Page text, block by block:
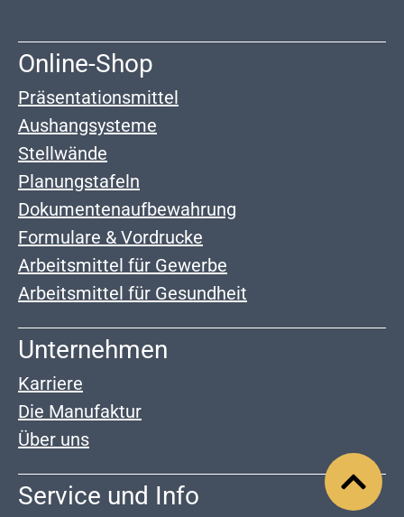
Online-Shop
Präsentationsmittel
Aushangsysteme
Stellwände
Planungstafeln
Dokumentenaufbewahrung
Formulare & Vordrucke
Arbeitsmittel für Gewerbe
Arbeitsmittel für Gesundheit
Unternehmen
Karriere
Die Manufaktur
Über uns
Service und Info